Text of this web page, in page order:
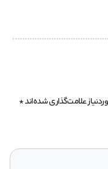
علامت‌گذاری شده‌اند*